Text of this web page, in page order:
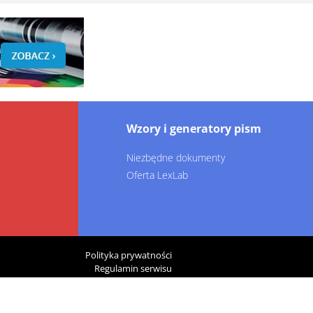
Wzory i generatory pism
Niezbędne dokumenty
Oferta LexLab
Polityka prywatności
Regulamin serwisu